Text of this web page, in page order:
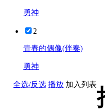
勇神
2
青春的偶像(伴奏)
勇神
全选/反选 播放 加入列表